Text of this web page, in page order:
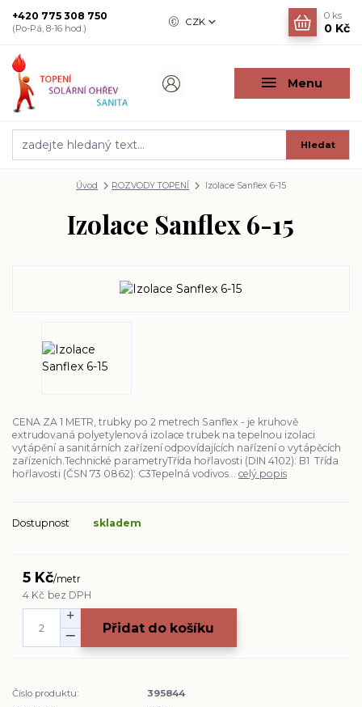
Menu
CZK
Hledat
+420 775 308 750
(Po-Pá, 8-16 hod.)
0 ks
0 Kč
Úvod ROZVODY TOPENÍ Izolace Sanflex 6-15
Izolace Sanflex 6-15
CENA ZA 1 METR, trubky po 2 metrech Sanflex - je kruhově
extrudovaná polyetylenová izolace trubek na tepelnou izolaci
vytápění a sanitárních zařízení odpovídajících nařízení o vytápěcích
zařízeních.Technické parametryTřída hořlavosti (DIN 4102): B1 Třída
hořlavosti (ČSN 73 0862): C3Tepelná vodivos... celý popis
Dostupnost skladem
5 Kč/metr
4 Kč bez DPH
Přidat do košíku
Číslo produktu:
395844